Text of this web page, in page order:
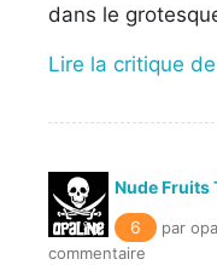
dans le
Lire la critique
Nude Fruits
6
par
commentaire